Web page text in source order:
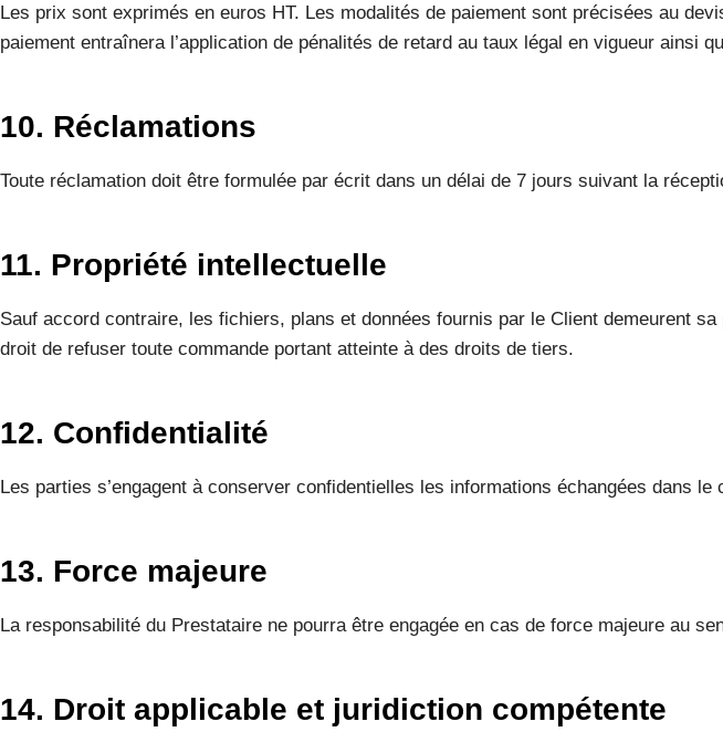
Les prix sont exprimés en euros HT. Les modalités de paiement sont précisées au
paiement entraînera l’application de pénalités de retard au taux légal en vigueur ainsi
10. Réclamations
Toute réclamation doit être formulée par écrit dans un délai de 7 jours suivant la
11. Propriété intellectuelle
Sauf accord contraire, les fichiers, plans et données fournis par le Client demeurent
droit de refuser toute commande portant atteinte à des droits de tiers.
12. Confidentialité
Les parties s’engagent à conserver confidentielles les informations échangées dans le
13. Force majeure
La responsabilité du Prestataire ne pourra être engagée en cas de force majeure au
14. Droit applicable et juridiction compétente